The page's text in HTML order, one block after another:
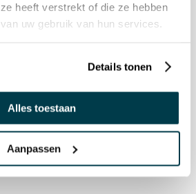
heeft verstrekt of die ze hebben
uw gebruik van hun services.
Details tonen
Alles toestaan
Aanpassen
& Bewegung